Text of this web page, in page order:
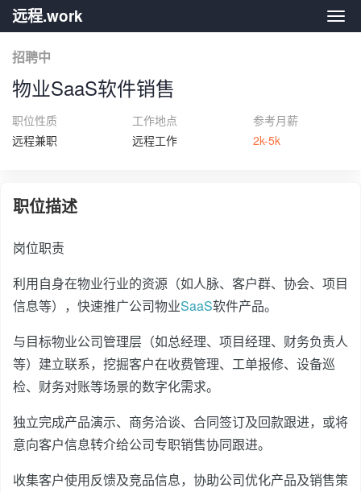
远
远程.work
招聘中
物业SaaS软件销售
职位性质
远程兼职
工作地点
远程工作
参考月薪
2k-5k
职位描述
岗位职责
利用自身在物业行业的资源（如人脉、客户群、协会、项目
信息等），快速推广公司物业SaaS软件产品。
与目标物业公司管理层（如总经理、项目经理、财务负责人
等）建立联系，挖掘客户在收费管理、工单报修、设备巡
检、财务对账等场景的数字化需求。
独立完成产品演示、商务洽谈、合同签订及回款跟进，或将
意向客户信息转介给公司专职销售协同跟进。
收集客户使用反馈及竞品信息，协助公司优化产品及销售策